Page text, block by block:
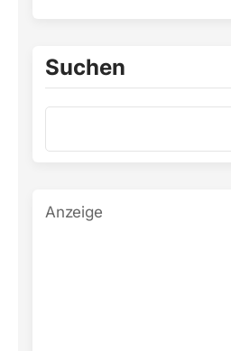
Suchen
Anzeige